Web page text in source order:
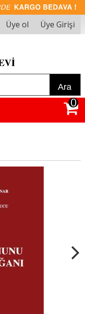
Üye ol Üye Girişi
Ara
0